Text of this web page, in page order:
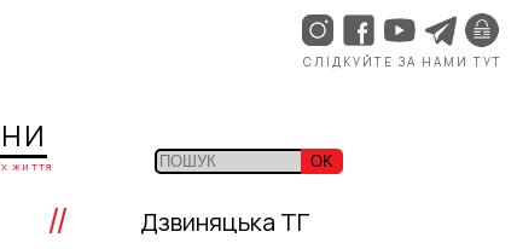
СЛІДКУЙТЕ ЗА НАМИ ТУТ
життя OK
// Дзвиняцька ТГ